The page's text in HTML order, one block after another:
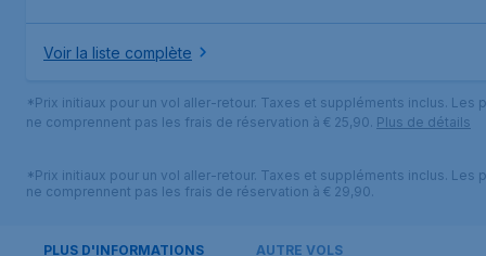
Voir la liste complète
*Prix initiaux pour un vol aller-retour. Taxes et suppléments inclus. Les
ne comprennent pas les frais de réservation à € 25,90. Plus de détails
*Prix initiaux pour un vol aller-retour. Taxes et suppléments inclus. Les
ne comprennent pas les frais de réservation à € 29,90.
PLUS D'INFORMATIONS AUTRE VOLS